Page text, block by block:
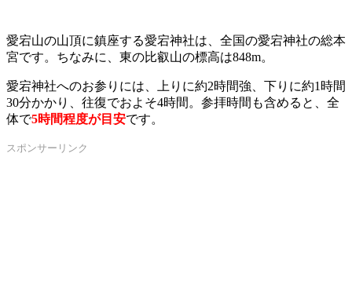
愛宕山の山頂に鎮座する愛宕神社は、全国の愛宕神社の総本
宮です。ちなみに、東の比叡山の標高は848m。
愛宕神社へのお参りには、上りに約2時間強、下りに約1時間
30分かかり、往復でおよそ4時間。参拝時間も含めると、全
体で5時間程度が目安です。
スポンサーリンク